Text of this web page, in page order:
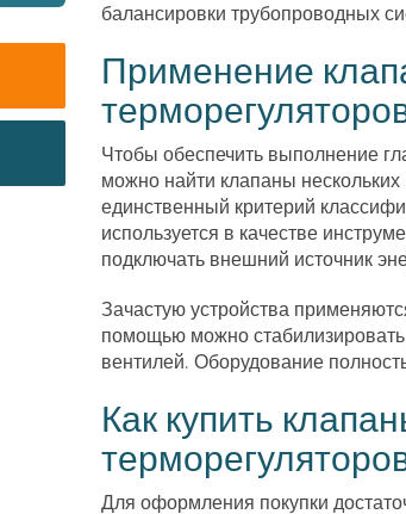
балансировки трубопроводных
Применение
Чтобы обеспечить выполнение
можно найти клапаны
единственный критерий
используется в качестве
подключать внешний источник
Зачастую устройства
помощью можно
вентилей. Оборудование
Как купить
Для оформления покупки